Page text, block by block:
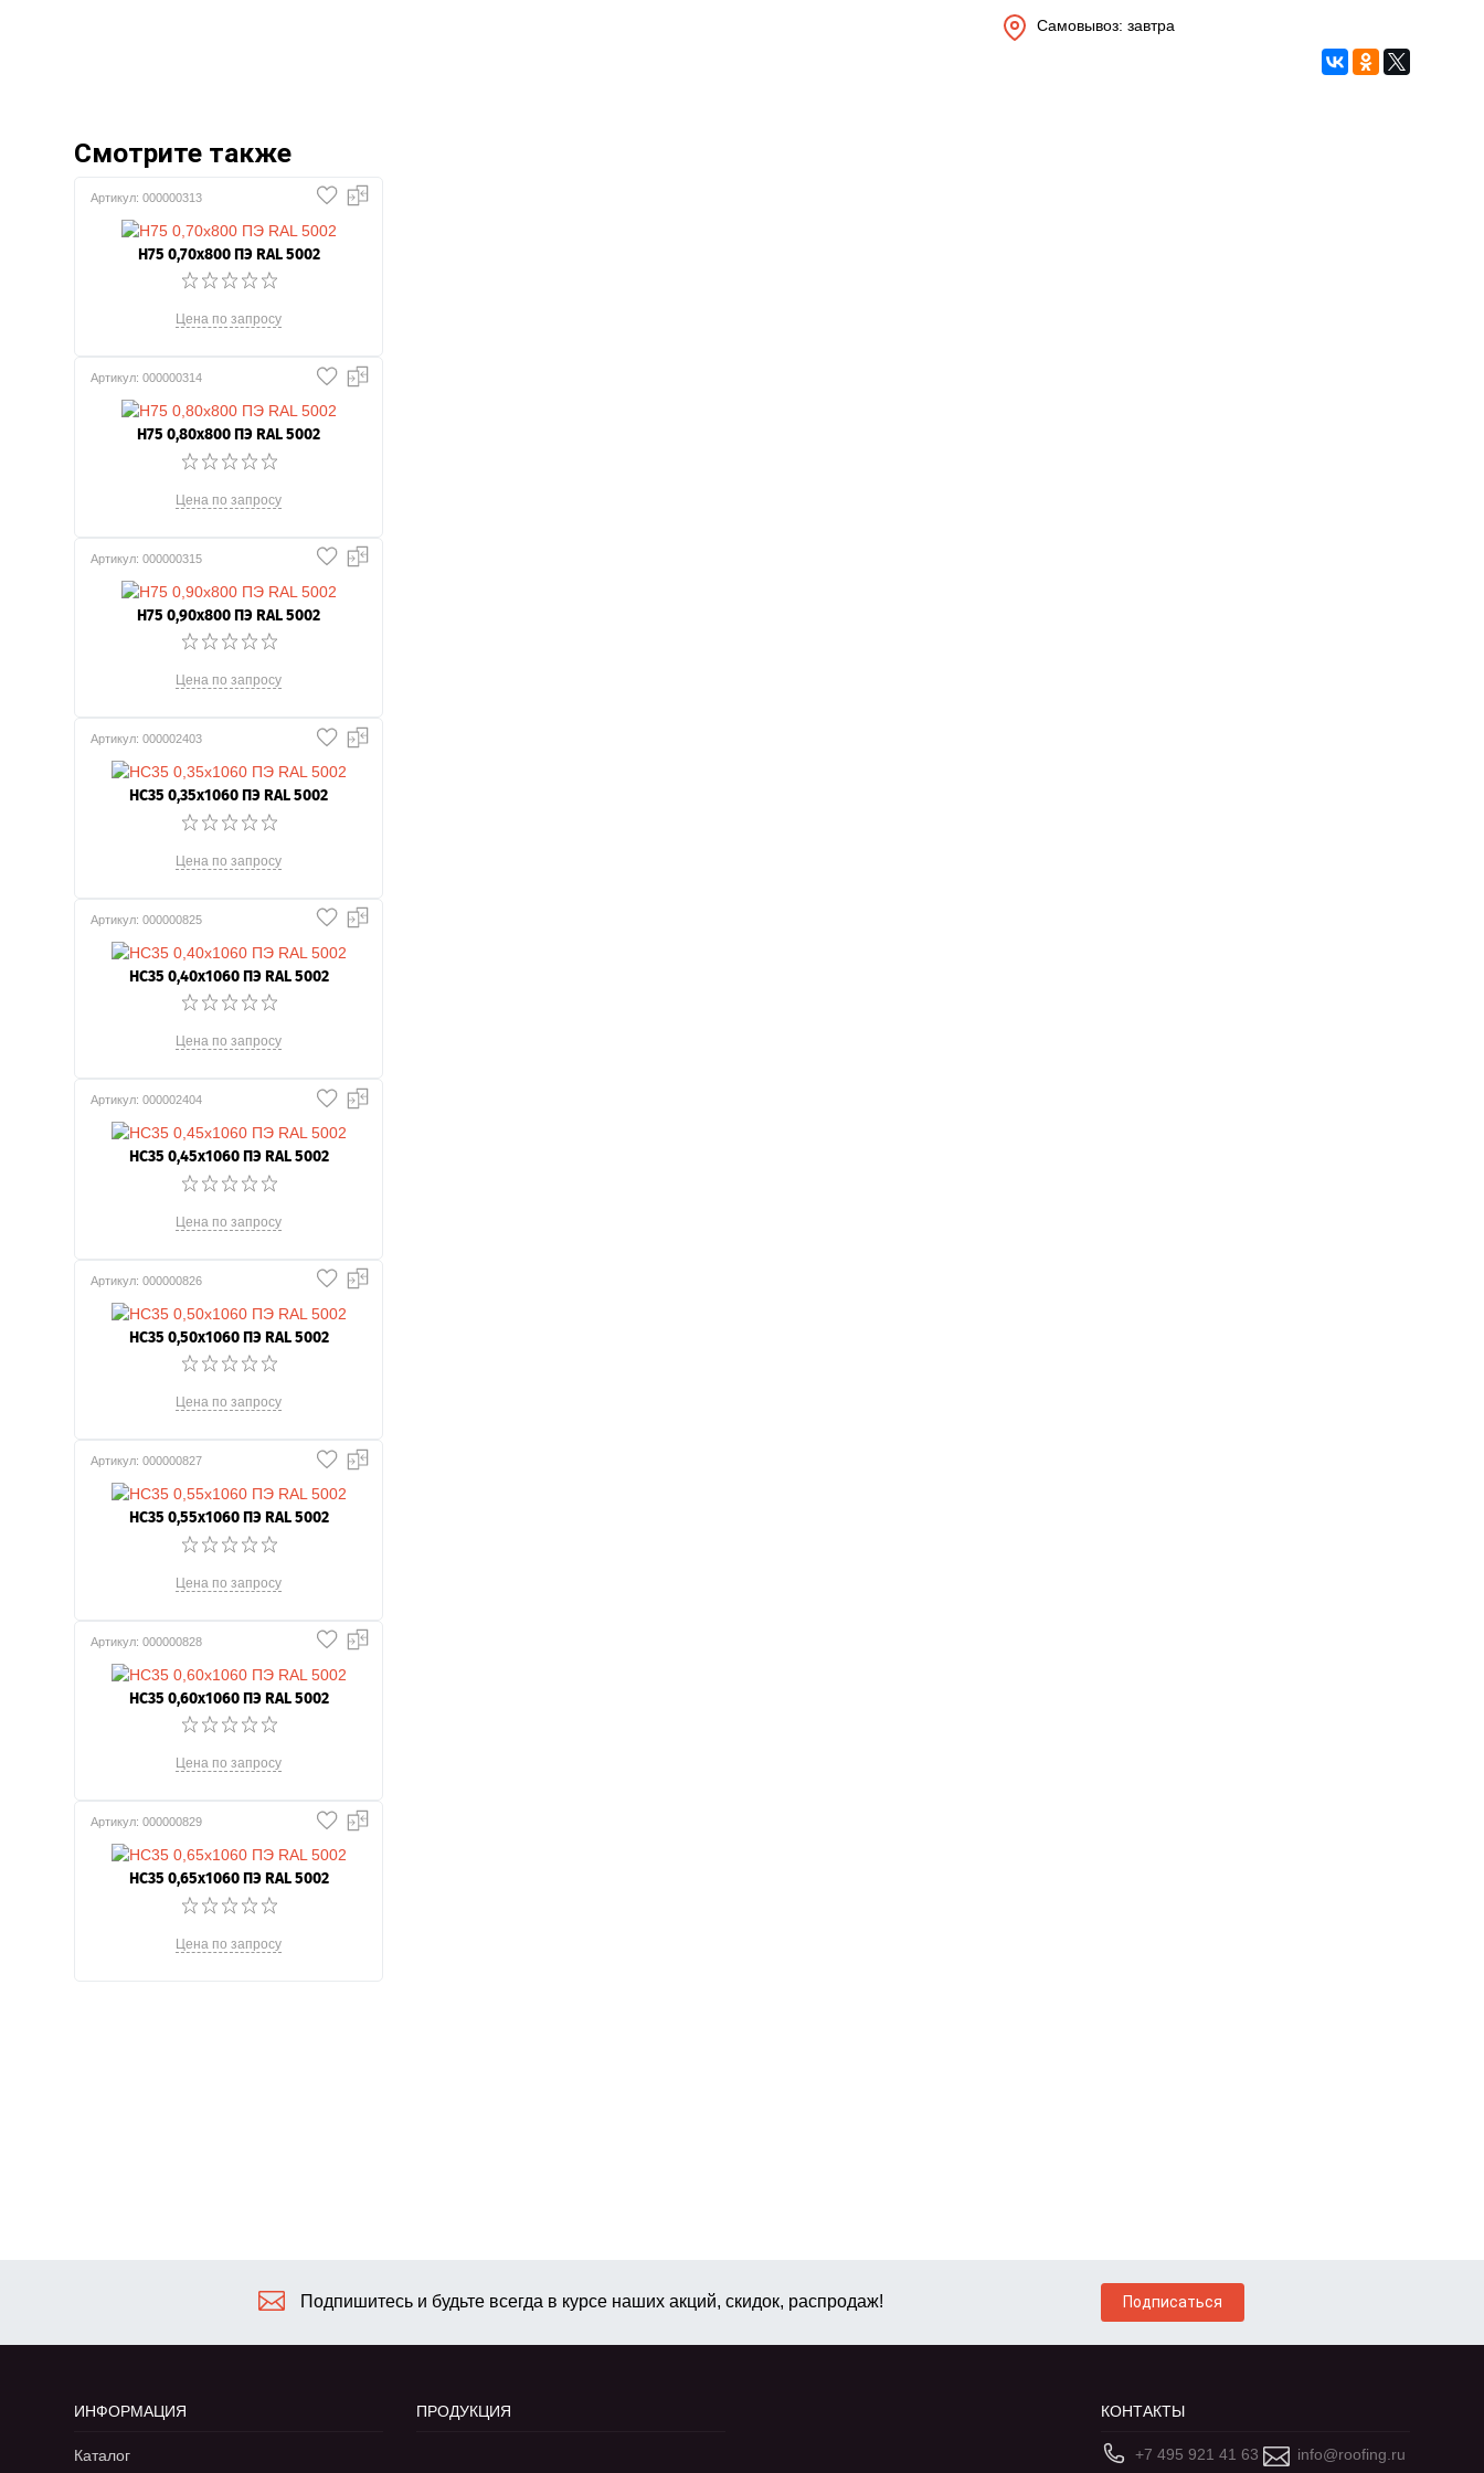
Самовывоз: завтра
Смотрите также
Артикул: 000000313
Н75 0,70x800 ПЭ RAL 5002
Цена по запросу
Артикул: 000000314
Н75 0,80x800 ПЭ RAL 5002
Цена по запросу
Артикул: 000000315
Н75 0,90x800 ПЭ RAL 5002
Цена по запросу
Артикул: 000002403
НС35 0,35x1060 ПЭ RAL 5002
Цена по запросу
Артикул: 000000825
НС35 0,40x1060 ПЭ RAL 5002
Цена по запросу
Артикул: 000002404
НС35 0,45x1060 ПЭ RAL 5002
Цена по запросу
Артикул: 000000826
НС35 0,50x1060 ПЭ RAL 5002
Цена по запросу
Артикул: 000000827
НС35 0,55x1060 ПЭ RAL 5002
Цена по запросу
Артикул: 000000828
НС35 0,60x1060 ПЭ RAL 5002
Цена по запросу
Артикул: 000000829
НС35 0,65x1060 ПЭ RAL 5002
Цена по запросу
Подпишитесь и будьте всегда в курсе наших акций, скидок, распродаж! Подписаться
ИНФОРМАЦИЯ
Каталог
ПРОДУКЦИЯ КОНТАКТЫ
+7 495 921 41 63 info@roofing.ru